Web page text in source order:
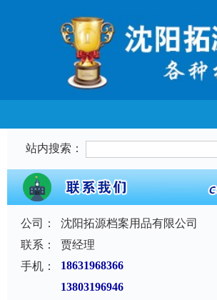
站内搜索：
公司：
沈阳拓源档案用品有限公司
联系：
贾经理
手机：
18631968366
13803196946